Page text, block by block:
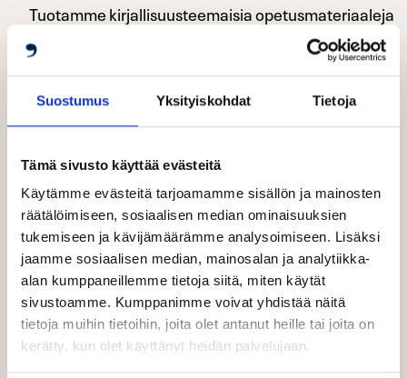
Suostumus Yksityiskohdat Tietoja
Tämä sivusto käyttää evästeitä
Käytämme evästeitä tarjoamamme sisällön ja mainosten
räätälöimiseen, sosiaalisen median ominaisuuksien
tukemiseen ja kävijämäärämme analysoimiseen. Lisäksi
jaamme sosiaalisen median, mainosalan ja analytiikka-
alan kumppaneillemme tietoja siitä, miten käytät
sivustoamme. Kumppanimme voivat yhdistää näitä
tietoja muihin tietoihin, joita olet antanut heille tai joita on
kerätty, kun olet käyttänyt heidän palvelujaan.
Tuotamme kirjallisuusteemaisia opetusmateriaaleja
koulujen, kotien ja päiväkotien tarpeisiin.